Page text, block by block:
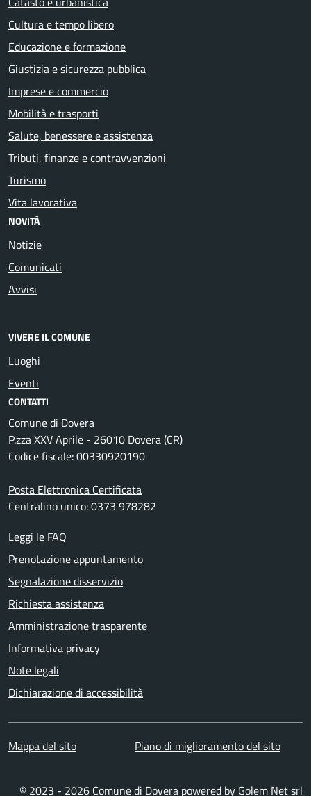
Cultura e tempo libero
Educazione e formazione
Giustizia e sicurezza pubblica
Imprese e commercio
Mobilità e trasporti
Salute, benessere e assistenza
Tributi, finanze e contravvenzioni
Turismo
Vita lavorativa
NOVITÀ
Notizie
Comunicati
Avvisi
VIVERE IL COMUNE
Luoghi
Eventi
CONTATTI
Comune di Dovera
P.zza XXV Aprile - 26010 Dovera (CR)
Codice fiscale: 00330920190
Posta Elettronica Certificata
Centralino unico: 0373 978282
Leggi le FAQ
Prenotazione appuntamento
Segnalazione disservizio
Richiesta assistenza
Amministrazione trasparente
Informativa privacy
Note legali
Dichiarazione di accessibilità
Mappa del sito Piano di miglioramento del sito
© 2023 - 2026 Comune di Dovera powered by Golem Net srl